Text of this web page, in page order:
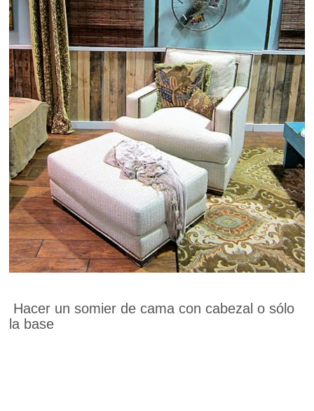
Hacer un somier de cama con cabezal o sólo
la base